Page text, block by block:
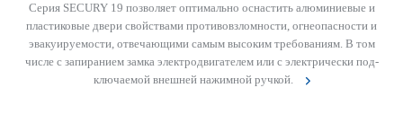
Серия SECURY 19 позв­оляет оптимально осна­стить алюминиевые и
пла­сти­к­овые двери свойствами против­овзломности, огнеоп­асности и
эвакуируемости, отве­чающими самым выс­оким требованиям. В том
числе с запиранием замка электро­дв­игателем или с электрически под­
ключаемой внешней нажимной ручкой.